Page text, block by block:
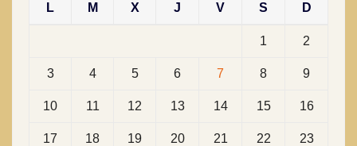
L M X J V S D
1 2
3 4 5 6 7 8 9
10 11 12 13 14 15 16
17 18 19 20 21 22 23